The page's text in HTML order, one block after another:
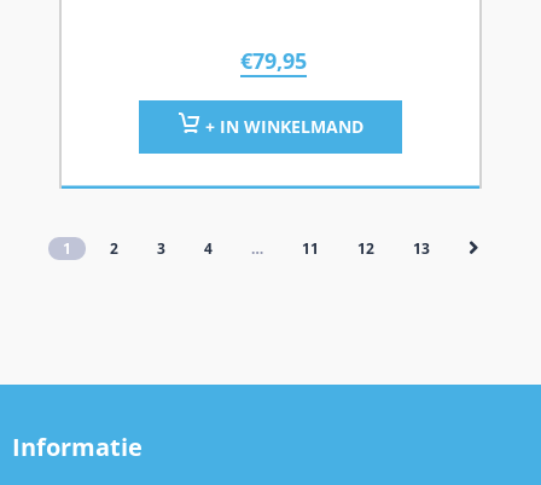
€79,95
+ IN WINKELMAND
1 2 3 4 … 11 12 13
Informatie